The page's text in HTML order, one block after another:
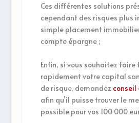
Ces différentes solutions
cependant des risques plus
simple placement
compte épargne ;
Enfin, si vous souhaitez
rapidement votre capital
de risque, demandez conseil
afin qu’il puisse trouver le
possible pour vos 100 000